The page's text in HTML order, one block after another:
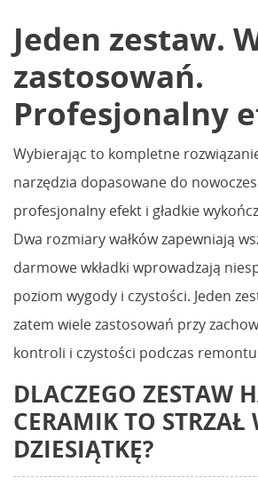
Jeden zestaw.
zastosowań.
Profesjonalny
Wybierając to kompletne
narzędzia dopasowane do
profesjonalny efekt i gładkie
Dwa rozmiary wałków zapewniają
darmowe wkładki wprowadzają
poziom wygody i czystości. Jeden
zatem wiele zastosowań przy
kontroli i czystości podczas
DLACZEGO ZESTAW
CERAMIK TO STRZAŁ
DZIESIĄTKĘ?